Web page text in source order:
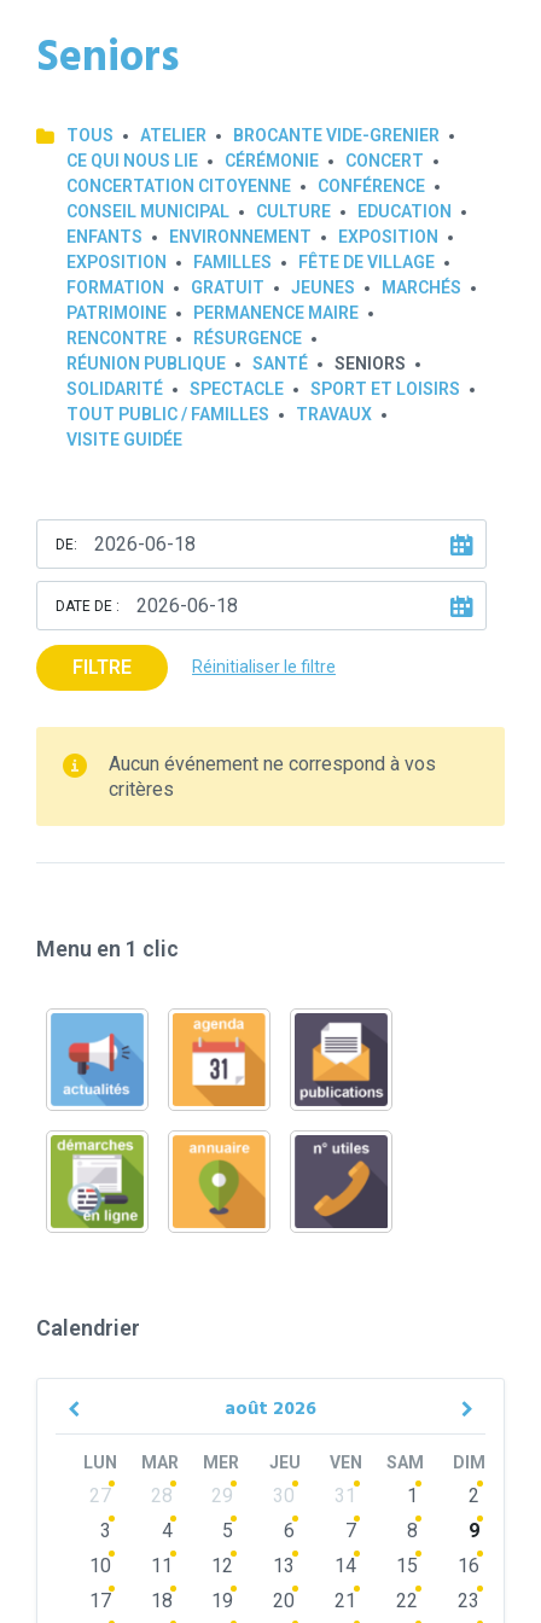
Seniors
TOUS ATELIER
BROCANTE VIDE-GRENIER
CE QUI NOUS LIE
CÉRÉMONIE
CONCERT
CONCERTATION CITOYENNE
CONFÉRENCE
CONSEIL MUNICIPAL
CULTURE
EDUCATION
ENFANTS
ENVIRONNEMENT
EXPOSITION
EXPOSITION
FAMILLES
FÊTE DE VILLAGE
FORMATION
GRATUIT JEUNES
MARCHÉS
PATRIMOINE
PERMANENCE MAIRE
RENCONTRE
RÉSURGENCE
RÉUNION PUBLIQUE
SANTÉ
SENIORS
SOLIDARITÉ
SPECTACLE
SPORT ET LOISIRS
TOUT PUBLIC / FAMILLES
TRAVAUX
VISITE GUIDÉE
DE:
DATE DE :
FILTRE Réinitialiser le filtre
Aucun événement ne correspond à vos
critères
Menu en 1 clic
Calendrier
août 2026
Previous
LUN MAR MER JEU VEN SAM DIM
Skip
calendar
27 28 29 30 31 1
2
3
4 5 6 7 8
9
10
11 12 13 14 15
16
17
18 19 20 21 22
23